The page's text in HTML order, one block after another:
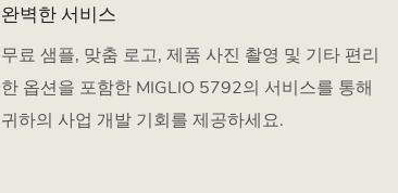
완벽한 서비스
무료 샘플, 맞춤 로고, 제품 사진 촬영 및 기타 편리
한 옵션을 포함한 MIGLIO 5792의 서비스를 통해
귀하의 사업 개발 기회를 제공하세요.